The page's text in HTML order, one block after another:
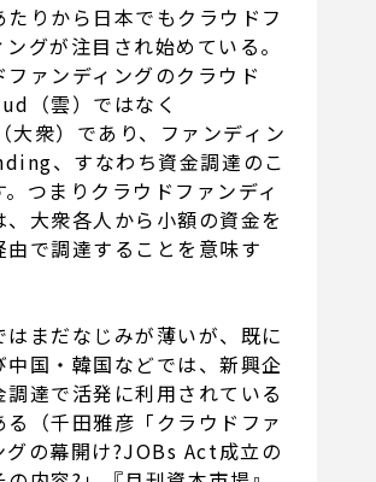
りから日本でもクラウドフ
ングが注目され始めている。
ファンディングのクラウド
（雲）ではなく
大衆）であり、ファンディン
、すなわち資金調達のこ
。つまりクラウドファンディ
、大衆各人から小額の資金を
由で調達することを意味す
まだなじみが薄いが、既に
中国・韓国などでは、新興企
調達で活発に利用されている
る（千田雅彦「クラウドファ
グの幕開け?JOBs Act成立の